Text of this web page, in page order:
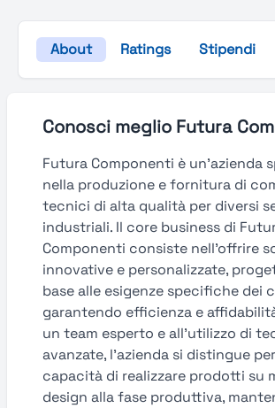
About Ratings Stipendi
Conosci meglio Futura
Futura Componenti è un’azienda
nella produzione e fornitura di
tecnici di alta qualità per diversi
industriali. Il core business di
Componenti consiste nell’offrire
innovative e personalizzate,
base alle esigenze specifiche dei
garantendo efficienza e
un team esperto e all’utilizzo di
avanzate, l’azienda si distingue
capacità di realizzare prodotti su
design alla fase produttiva,